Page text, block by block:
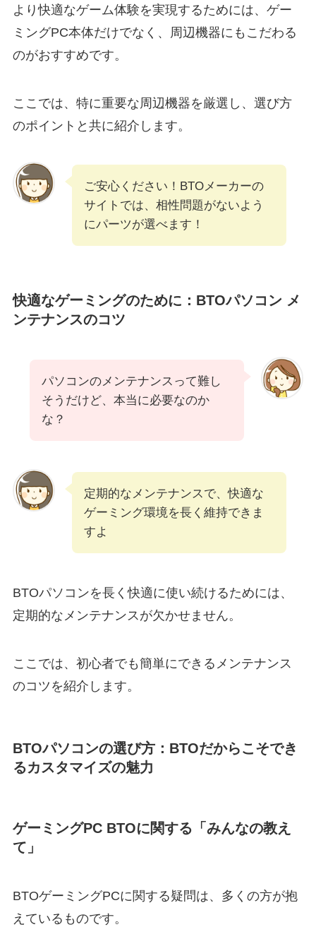
より快適なゲーム体験を実現するためには、ゲー
ミングPC本体だけでなく、周辺機器にもこだわる
のがおすすめです。
ここでは、特に重要な周辺機器を厳選し、選び方
のポイントと共に紹介します。
ご安心ください！BTOメーカーの
サイトでは、相性問題がないよう
にパーツが選べます！
快適なゲーミングのために：BTOパソコン メ
ンテナンスのコツ
パソコンのメンテナンスって難し
そうだけど、本当に必要なのか
な？
定期的なメンテナンスで、快適な
ゲーミング環境を長く維持できま
すよ
BTOパソコンを長く快適に使い続けるためには、
定期的なメンテナンスが欠かせません。
ここでは、初心者でも簡単にできるメンテナンス
のコツを紹介します。
BTOパソコンの選び方：BTOだからこそでき
るカスタマイズの魅力
ゲーミングPC BTOに関する「みんなの教え
て」
BTOゲーミングPCに関する疑問は、多くの方が抱
えているものです。